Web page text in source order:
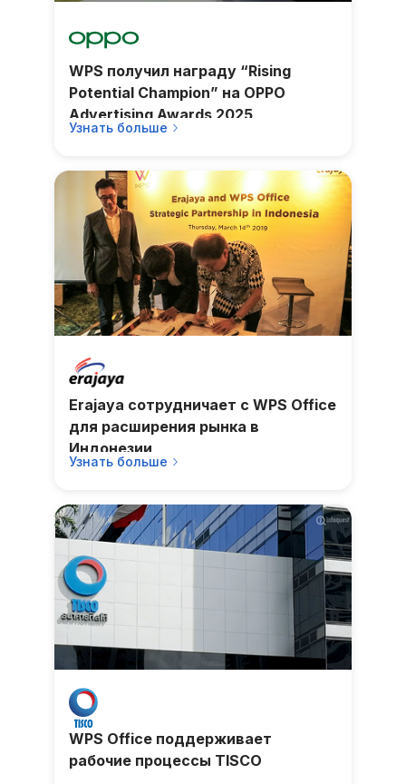
WPS получил награду “Rising
Potential Champion” на OPPO
Advertising Awards 2025
Узнать больше
Erajaya сотрудничает с WPS Office
для расширения рынка в
Индонезии
Узнать больше
WPS Office поддерживает
рабочие процессы TISCO